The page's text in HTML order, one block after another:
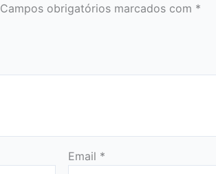
Campos obrigatórios marcados com *
Email *